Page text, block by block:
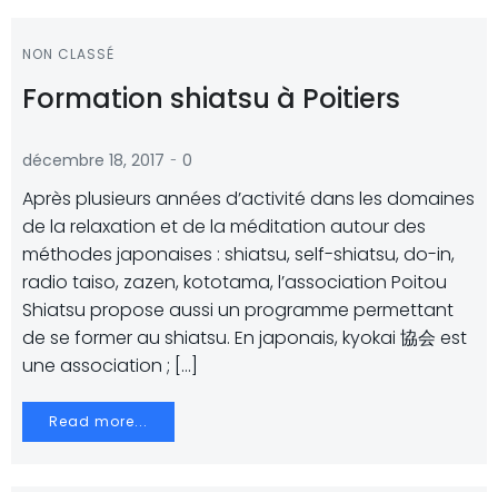
NON CLASSÉ
Formation shiatsu à Poitiers
décembre 18, 2017 - 0
Après plusieurs années d’activité dans les domaines
de la relaxation et de la méditation autour des
méthodes japonaises : shiatsu, self-shiatsu, do-in,
radio taiso, zazen, kototama, l’association Poitou
Shiatsu propose aussi un programme permettant
de se former au shiatsu. En japonais, kyokai 協会 est
une association ; […]
Read more...